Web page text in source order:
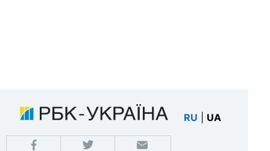
RU UA